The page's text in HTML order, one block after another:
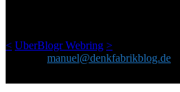
< UberBlogr Webring >
manuel@denkfabrikblog.de